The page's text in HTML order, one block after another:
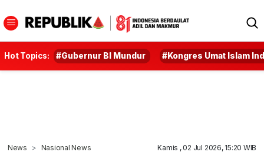
Hot Topics: #Gubernur BI Mundur #Kongres Umat Islam
News Nasional News Kamis , 02 Jul 2026, 15:20 WIB